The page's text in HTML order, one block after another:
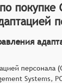
покупке
персонала
Systems,